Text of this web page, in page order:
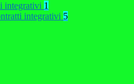
integrativi 1
integrativi 5